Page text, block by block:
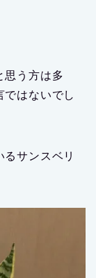
思う方は多
ではないでし
サンスベリ